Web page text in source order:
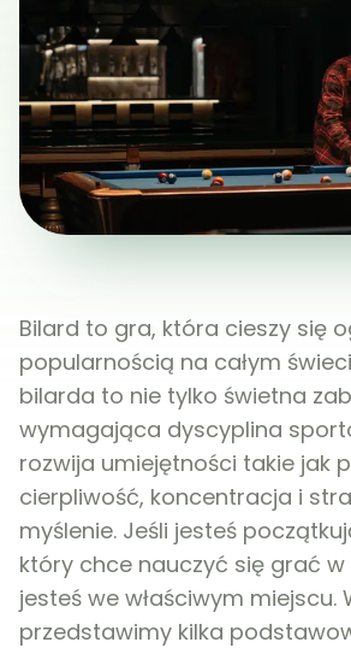
Bilard to gra, która cieszy się
popularnością na całym
bilarda to nie tylko świetna
wymagająca dyscyplina
rozwija umiejętności takie jak
cierpliwość, koncentracja i
myślenie. Jeśli jesteś
który chce nauczyć się grać
jesteś we właściwym miejscu.
przedstawimy kilka